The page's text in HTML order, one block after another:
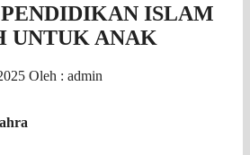
ISLAM
UNTUK ANAK
Oleh : admin